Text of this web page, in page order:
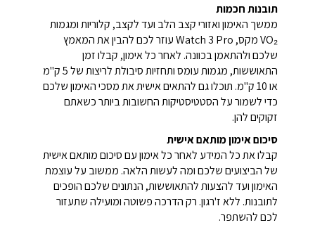
תובנות חכמות
ממשך האימון ואזורי קצב הלב ועד לקצב, קלוריות ומגמות
VO₂ מקס, Watch 3 Pro עוזר לכם להבין את המאמץ
שלכם ולהתאמן בכוונה. לאחר כל אימון, קבלו זמן
התאוששות, מגמות עומס ותחזיות סיבולת לריצות של 5 ק"מ
או 10 ק"מ. תוכלו גם להתאים אישית את מסכי האימון שלכם
כדי לשמור על הסטטיסטיקות החשובות ביותר כשאתם
זקוקים להן.
סיכום אימון מותאם אישית
קבלו את כל המידע לאחר כל אימון עם סיכום מותאם אישית
של הביצועים שלכם ומה לעשות הלאה. ממשוב על עוצמת
האימון ועד להצעות להתאוששות, הנתונים שלכם הופכים
לתובנות. ללא ז'רגון. רק הדרכה פשוטה ומועילה שתעזור
לכם להשתפר.